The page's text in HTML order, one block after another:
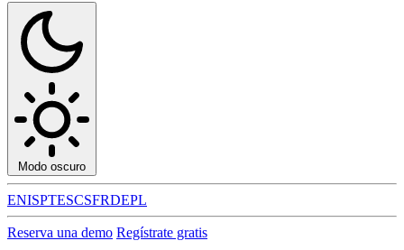
Modo oscuro
ENISPTESCSFRDEPL
Reserva una demo Regístrate gratis